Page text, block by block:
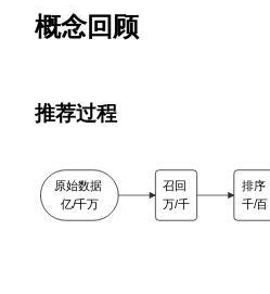
概念回顾
推荐过程
原始数据
亿/千万
召回
万/千
排序
千/百